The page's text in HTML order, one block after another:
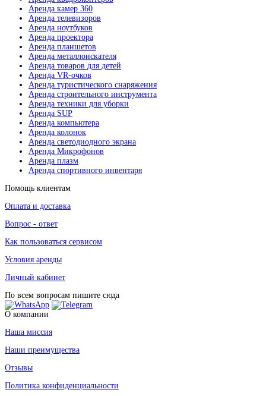
Аренда камер 360
Аренда телевизоров
Аренда ноутбуков
Аренда проектора
Аренда планшетов
Аренда металлоискателя
Аренда товаров для детей
Аренда VR-очков
Аренда туристического снаряжения
Аренда строительного инструмента
Аренда техники для уборки
Аренда SUP
Аренда компьютера
Аренда колонок
Аренда светодиодного экрана
Аренда Микрофонов
Аренда плазм
Аренда спортивного инвентаря
Помощь клиентам
Оплата и доставка
Вопрос - ответ
Как пользоваться сервисом
Условия аренды
Личный кабинет
По всем вопросам пишите сюда
О компании
Наша миссия
Наши преимущества
Отзывы
Политика конфиденциальности